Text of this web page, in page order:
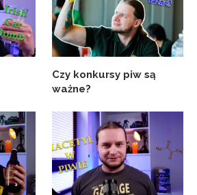
Czy konkursy piw są
ważne?